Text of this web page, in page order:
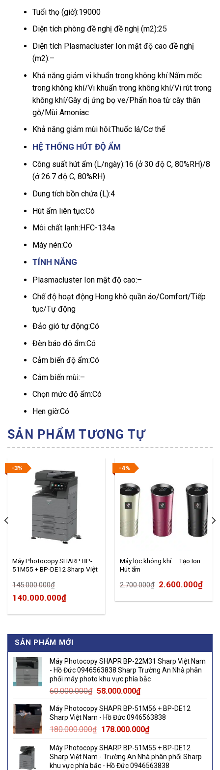
SẢN PHẨM MỚI
Máy Photocopy SHAPR BP-22M31 Sharp Việt Nam
- Hồ Đức 0946563838 Sharp Trường An Nhà phân
phối máy photo khu vực phía bắc
60.000.000₫ Original
was:
60.000.000₫.
58.000.000₫Current
is:
58.000.000₫.
Máy Photocopy SHAPR BP-51M56 + BP-DE12
Sharp Việt Nam - Hồ Đức 0946563838
180.000.000₫ Original
was:
180.000.000₫.
178.000.000₫Current
is:
178.000.000₫.
Máy Photocopy SHARP BP-51M55 + BP-DE12
Sharp Việt Nam - Trường An Nhà phân phối Sharp
khu vực phía bắc - Hồ Đức 0946563838
Tuổi thọ (giờ):19000
Diện tích phòng đề nghị đề nghị (m2):25
Diện tích Plasmacluster Ion mật độ cao đề nghị
(m2):–
Khả năng giảm vi khuẩn trong không khí:Nấm mốc
trong không khí/Vi khuẩn trong không khí/Vi rút trong
không khí/Gây dị ứng bọ ve/Phấn hoa từ cây thân
gỗ/Mùi Amoniac
Khả năng giảm mùi hôi:Thuốc lá/Cơ thể
HỆ THỐNG HÚT ĐỘ ẨM
Công suất hút ẩm (L/ngày):16 (ở 30 độ C, 80%RH)/8
(ở 26.7 độ C, 80%RH)
Dung tích bồn chứa (L):4
Hút ẩm liên tục:Có
Môi chất lạnh:HFC-134a
Máy nén:Có
TÍNH NĂNG
Plasmacluster Ion mật độ cao:–
Chế độ hoạt động: Hong khô quần áo/Comfort/Tiếp
tục/Tự động
Đảo gió tự động:Có
Đèn báo độ ẩm:Có
Cảm biến độ ẩm:Có
Cảm biến mùi:–
Chọn mức độ ẩm:Có
Hẹn giờ:Có
SẢN PHẨM TƯƠNG TỰ
-3%
Máy Photocopy SHARP BP-
51M55 + BP-DE12 Sharp Việt
phối Sharp khu vực phía bắc –
Hồ Đức 0946563838
145.000.000₫
Original
145.000.000₫.
140.000.000₫Current
140.000.000₫.
-4%
Máy lọc không khí – Tạo Ion –
Hút ẩm
2.700.000₫ Original
2.600.000₫